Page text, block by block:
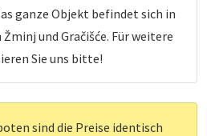
ganze Objekt befindet sich in
und Gračišće. Für weitere
Sie uns bitte!
sind die Preise identisch